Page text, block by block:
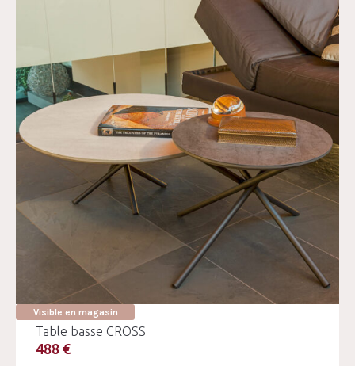
Visible en magasin
Table basse CROSS
488 €